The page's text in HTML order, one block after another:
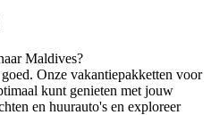
Maldives?
Onze vakantiepakketten voor
kunt genieten met jouw
en huurauto's en exploreer